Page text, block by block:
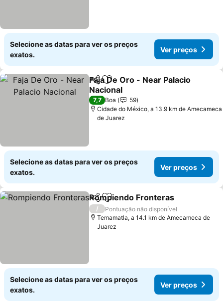
Selecione as datas para ver os preços
exatos.
Ver preços
PartilharAdicionar aos favoritos
Faja De Oro - Near Palacio
Nacional
Ver preços
7,7 Boa
59
Cidade do México, a 13.9 km de Amecameca
de Juarez
Selecione as datas para ver os preços
exatos.
Ver preços
PartilharAdicionar aos favoritos
Rompiendo Fronteras
/
Pontuação não disponível
Temamatla, a 14.1 km de Amecameca de
Juarez
Selecione as datas para ver os preços
exatos.
Ver preços